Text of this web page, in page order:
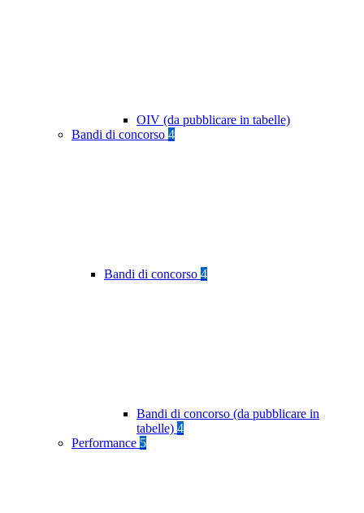
OIV (da pubblicare in tabelle)
Bandi di concorso 4
Bandi di concorso 4
Bandi di concorso (da pubblicare in
tabelle) 4
Performance 5